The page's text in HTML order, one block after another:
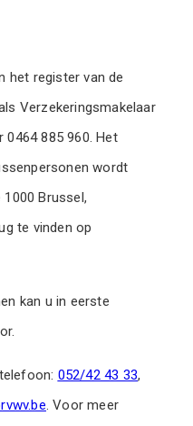
het register van de
Verzekeringsmakelaar
0464 885 960. Het
wordt
Brussel,
te vinden op
kan u in eerste
052/42 43 33,
. Voor meer